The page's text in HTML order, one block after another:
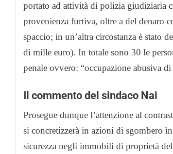
portato ad attività di polizia giudiziaria
provenienza furtiva, oltre a del denaro
spaccio; in un’altra circostanza è stato
di mille euro). In totale sono 30 le
penale ovvero: “occupazione abusiva
Il commento del sindaco Nai
Prosegue dunque l’attenzione al
si concretizzerà in azioni di sgombero
sicurezza negli immobili di proprietà